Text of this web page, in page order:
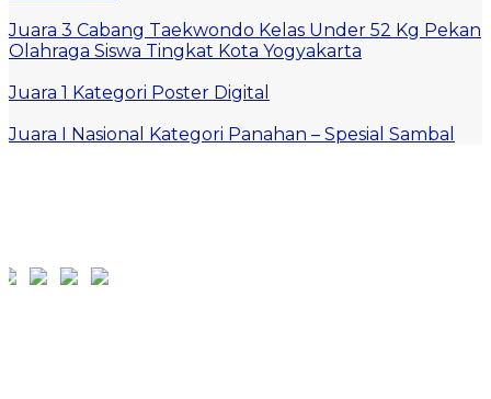
Juara 3 Cabang Taekwondo Kelas Under 52 Kg Pekan
Olahraga Siswa Tingkat Kota Yogyakarta
Juara 1 Kategori Poster Digital
Juara I Nasional Kategori Panahan – Spesial Sambal